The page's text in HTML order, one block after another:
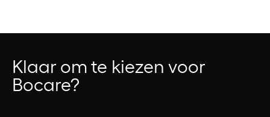
Klaar om te kiezen voor
Bocare?